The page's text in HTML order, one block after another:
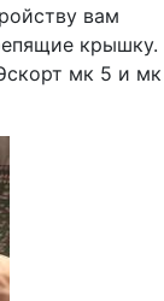
вам
крышку.
мк 5 и мк